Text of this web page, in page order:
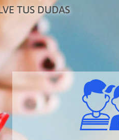
TUS DUDAS